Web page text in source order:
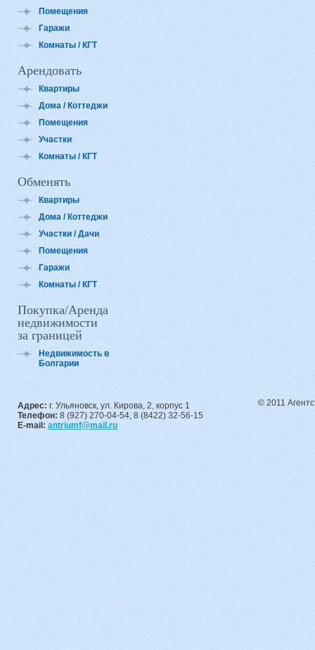
Помещения
Гаражи
Комнаты / КГТ
Арендовать
Квартиры
Дома / Коттеджи
Помещения
Участки
Комнаты / КГТ
Обменять
Квартиры
Дома / Коттеджи
Участки / Дачи
Помещения
Гаражи
Комнаты / КГТ
Покупка/Аренда
недвижимости
за границей
Недвижимость в
Болгарии
Адрес: г. Ульяновск, ул. Кирова, 2, корпус 1
Телефон: 8 (927) 270-04-54, 8 (8422) 32-56-15
E-mail: antriumf@mail.ru
© 2011